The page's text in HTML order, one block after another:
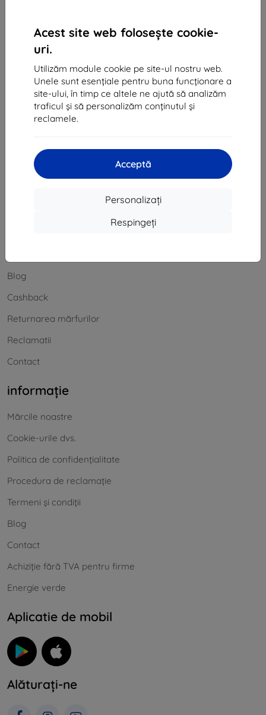
Acest site web folosește cookie-
uri.
Utilizăm module cookie pe site-ul nostru web.
Unele sunt esențiale pentru buna funcționare a
site-ului, în timp ce altele ne ajută să analizăm
traficul și să personalizăm conținutul și
reclamele.
Acceptă
Personalizați
Respingeți
CUI TVA:SK2023549671
Contact
info@top4mobile.eu
Scrieți-ne
8:00 - 16:00
Sâmbătă și duminică:
Blog
Cashback
Returnarea mărfurilor
Reclamatii
Contact
informație
Mărcile noastre
Cookie-urile dvs.
Politica de confidențialitate
Procedura de reclamație
Termeni și condiții
Blog
Contact
Achiziție fără TVA pentru firme
Energie verde
Aplicatie de mobil
Alăturați-ne